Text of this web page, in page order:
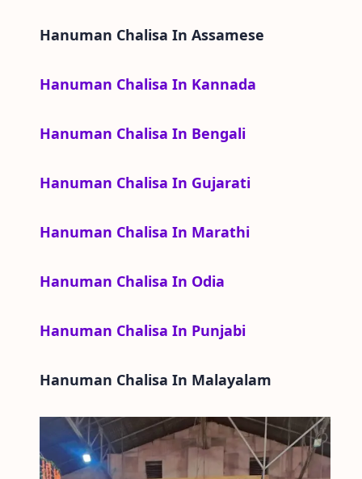
Hanuman Chalisa In Assamese
Hanuman Chalisa In Kannada
Hanuman Chalisa In Bengali
Hanuman Chalisa In Gujarati
Hanuman Chalisa In Marathi
Hanuman Chalisa In Odia
Hanuman Chalisa In Punjabi
Hanuman Chalisa In Malayalam